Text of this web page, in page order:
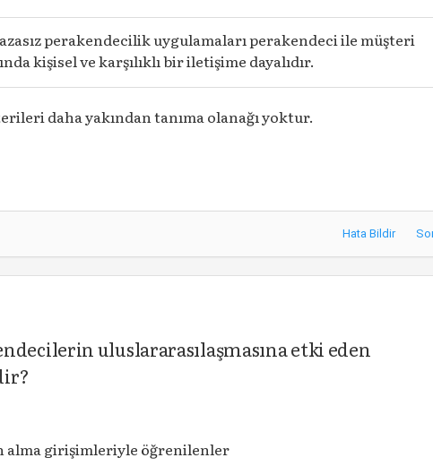
perakendecilik uygulamaları perakendeci ile müşteri
kişisel ve karşılıklı bir iletişime dayalıdır.
daha yakından tanıma olanağı yoktur.
Hata Bildir
uluslararasılaşmasına etki eden
alma girişimleriyle öğrenilenler